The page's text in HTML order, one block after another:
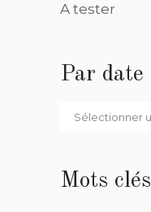
A tester
Par date
Par
Mots clés